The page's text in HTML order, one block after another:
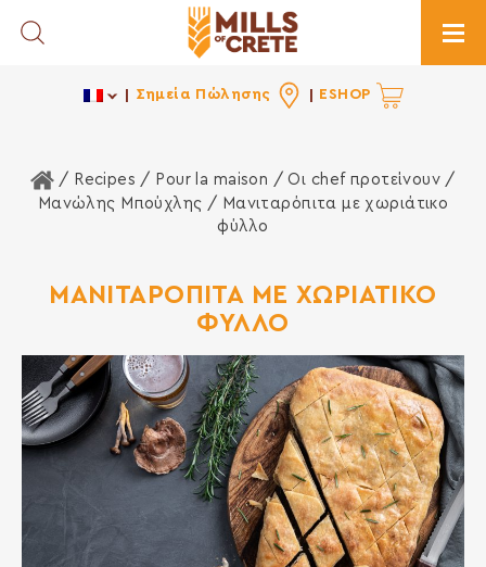
Toggle Search
Σημεία Πώλησης ESHOP
Home
/ Recipes / Pour la maison /Οι chef προτείνουν /
Μανώλης Μπούχλης / Μανιταρόπιτα με χωριάτικο
φύλλο
ΜΑΝΙΤΑΡΟΠΙΤΑ ΜΕ ΧΩΡΙΑΤΙΚΟ
ΦΥΛΛΟ